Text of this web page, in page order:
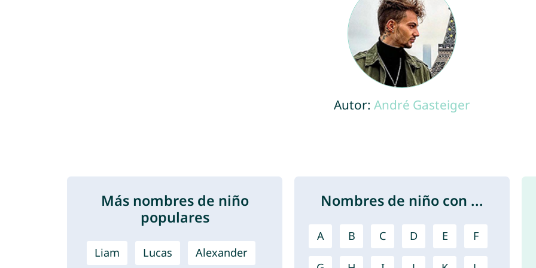
Autor: André Gasteiger
Más nombres de niño
populares
Liam Lucas Alexander
Nombres de niño con ...
A B C D E F